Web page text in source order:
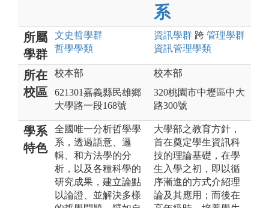
系
所屬
學群
文史哲學群
哲學學類
資訊學群 跨 管理學群
資訊管理學類
所在
校區
校本部
621301嘉義縣民雄鄉
大學路一段168號
校本部
320桃園市中壢區中大
路300號
學系
特色
全國唯一分析哲學學
系，透過語意、邏
輯、和方法學的分
析，以及各種科學的
研究成果，建立論點
以論證、並解決多樣
大學部之教育方針，
首在奠定學生資訊科
技的理論基礎，在學
生入學之初，即以循
序漸進的方式介紹理
論及其應用；而後在